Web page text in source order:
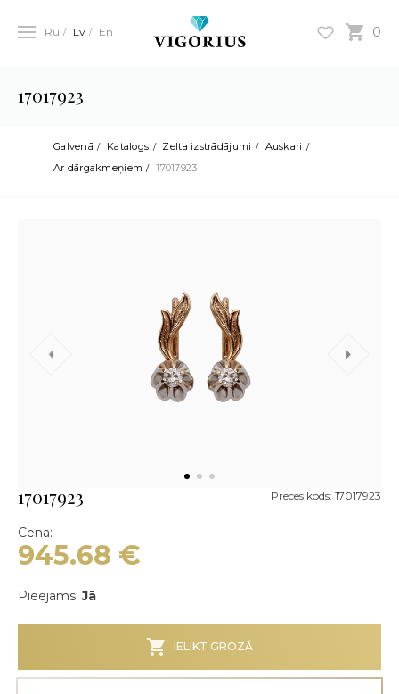
0
Ru Lv En
17017923
Galvenā Katalogs Zelta izstrādājumi
Auskari
Ar dārgakmeņiem
17017923
17017923 Preces kods: 17017923
Cena:
945.68 €
Pieejams:Jā
IELIKT GROZĀ